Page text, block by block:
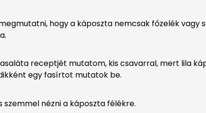
hogy a káposzta nemcsak főzelék vagy
receptjét mutatom, kis csavarral, mert lila
egy fasírtot mutatok be.
nézni a káposzta félékre.